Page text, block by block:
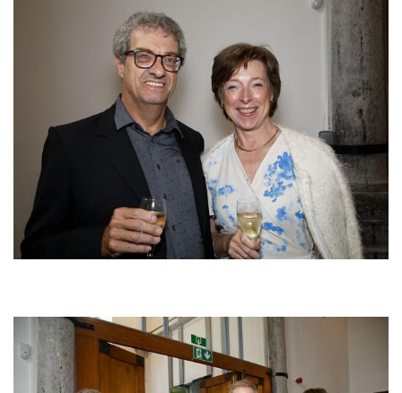
Afbeelding